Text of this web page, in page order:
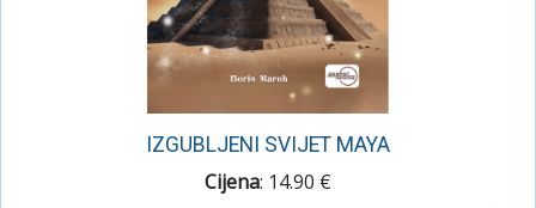
IZGUBLJENI SVIJET MAYA
Cijena: 14.90 €